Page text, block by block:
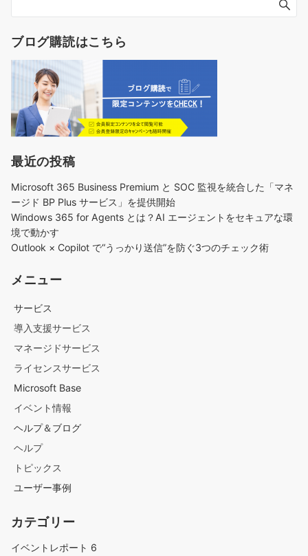
ブログ購読はこちら
最近の投稿
Microsoft 365 Business Premium と SOC 監視を統合した「マネ
ージド BP Plus サービス」を提供開始
Windows 365 for Agents とは？AI エージェントをセキュアな環
境で動かす
Outlook × Copilot で“うっかり送信”を防ぐ3つのチェック術​
メニュー
サービス
導入支援サービス
マネージドサービス
ライセンスサービス
Microsoft Base
イベント情報
ヘルプ＆ブログ
ヘルプ
トピックス
ユーザー事例
カテゴリー
イベントレポート 6